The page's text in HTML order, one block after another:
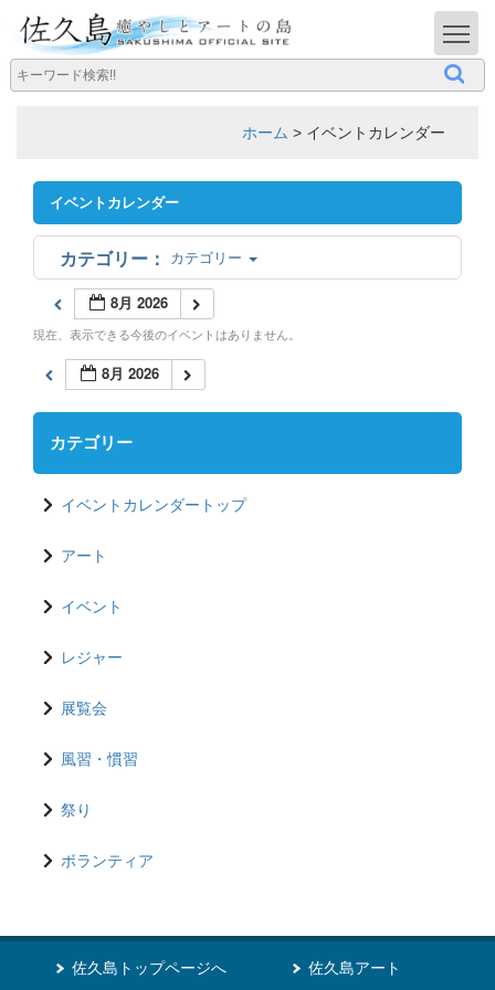
ホーム > イベントカレンダー
イベントカレンダー
カテゴリー
8月 2026
現在、表示できる今後のイベントはありません。
8月 2026
カテゴリー
イベントカレンダートップ
アート
イベント
レジャー
展覧会
風習・慣習
祭り
ボランティア
佐久島トップページへ 佐久島アート